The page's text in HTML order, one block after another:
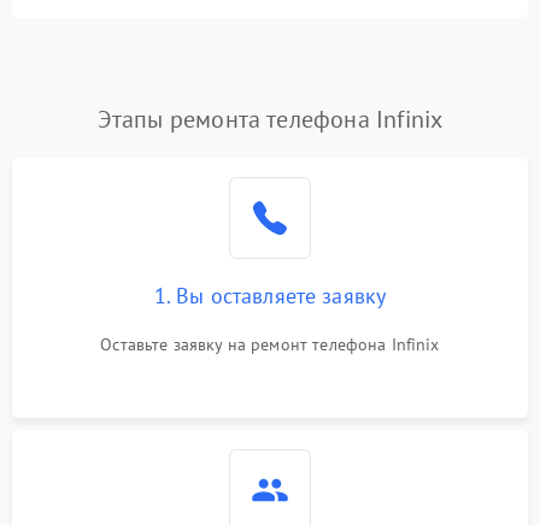
Этапы ремонта телефона Infinix
1. Вы оставляете заявку
Оставьте заявку на ремонт телефона Infinix